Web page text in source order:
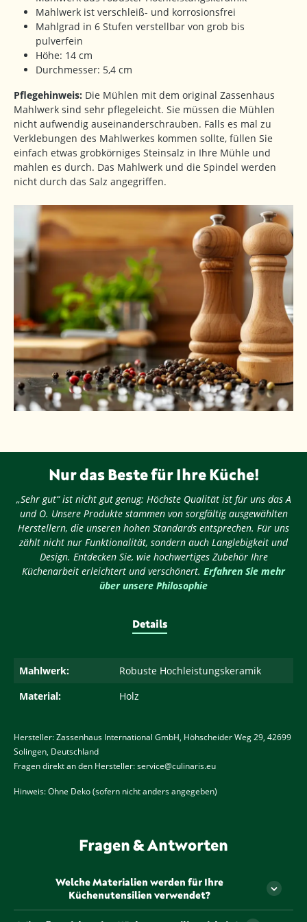
Mahlwerk ist verschleiß- und korrosionsfrei
Mahlgrad in 6 Stufen verstellbar von grob bis
pulverfein
Höhe: 14 cm
Durchmesser: 5,4 cm
Pflegehinweis: Die Mühlen mit dem original Zassenhaus
Mahlwerk sind sehr pflegeleicht. Sie müssen die Mühlen
nicht aufwendig auseinanderschrauben. Falls es mal zu
Verklebungen des Mahlwerkes kommen sollte, füllen Sie
einfach etwas grobkörniges Steinsalz in Ihre Mühle und
mahlen es durch. Das Mahlwerk und die Spindel werden
nicht durch das Salz angegriffen.
Nur das Beste für Ihre Küche!
„Sehr gut“ ist nicht gut genug: Höchste Qualität ist für uns das A
und O. Unsere Produkte stammen von sorgfältig ausgewählten
Herstellern, die unseren hohen Standards entsprechen. Für uns
zählt nicht nur Funktionalität, sondern auch Langlebigkeit und
Design. Entdecken Sie, wie hochwertiges Zubehör Ihre
Küchenarbeit erleichtert und verschönert. Erfahren Sie mehr
über unsere Philosophie
Details
Mahlwerk:
Robuste Hochleistungskeramik
Material:
Holz
Hersteller: Zassenhaus International GmbH, Höhscheider Weg 29, 42699
Solingen, Deutschland
Fragen direkt an den Hersteller:service@culinaris.eu
Hinweis: Ohne Deko (sofern nicht anders angegeben)
Fragen & Antworten
Welche Materialien werden für Ihre
Küchenutensilien verwendet?
Unsere Küchenutensilien werden aus hochwertigen,